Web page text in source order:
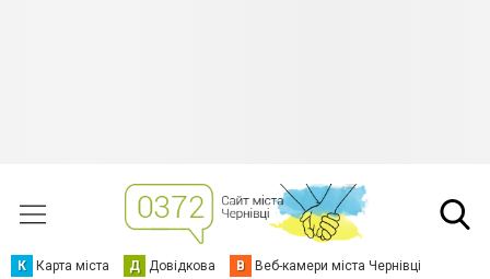
К Карта міста Д Довідкова В Веб-камери міста Чернівці